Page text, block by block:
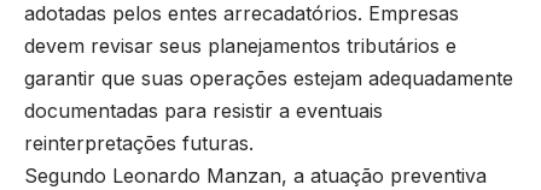
adotadas pelos entes arrecadatórios. Empresas
devem revisar seus planejamentos tributários e
garantir que suas operações estejam adequadamente
documentadas para resistir a eventuais
reinterpretações futuras.
Segundo Leonardo Manzan, a atuação preventiva